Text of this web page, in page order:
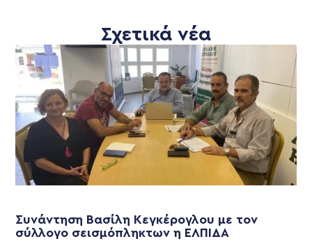
Σχετικά νέα
Συνάντηση Βασίλη Κεγκέρογλου με τον
σύλλογο σεισμόπληκτων η ΕΛΠΙΔΑ